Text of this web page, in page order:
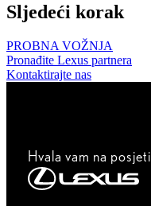
Sljedeći korak
PROBNA VOŽNJA
Pronađite Lexus partnera
Kontaktirajte nas
Hvala vam na posjeti